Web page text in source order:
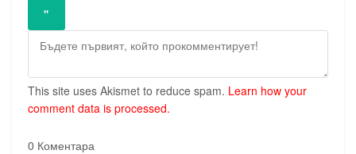
This site uses Akismet to reduce spam. Learn how your
comment data is processed.
0 Коментара